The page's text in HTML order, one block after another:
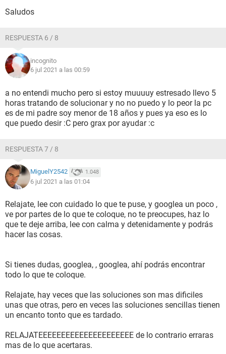
Saludos
RESPUESTA 6 / 8
incognito
6 jul 2021 a las 00:59
a no entendi mucho pero si estoy muuuuy estresado llevo 5
horas tratando de solucionar y no no puedo y lo peor la pc
es de mi padre soy menor de 18 años y pues ya eso es lo
que puedo desir :C pero grax por ayudar :c
RESPUESTA 7 / 8
MiguelY2542 1.048
6 jul 2021 a las 01:04
Relajate, lee con cuidado lo que te puse, y googlea un poco ,
ve por partes de lo que te coloque, no te preocupes, haz lo
que te deje arriba, lee con calma y detenidamente y podrás
hacer las cosas.
Si tienes dudas, googlea, , googlea, ahí podrás encontrar
todo lo que te coloque.
Relajate, hay veces que las soluciones son mas dificiles
unas que otras, pero en veces las soluciones sencillas tienen
un encanto tonto que es tardado.
RELAJATEEEEEEEEEEEEEEEEEEEEE de lo contrario erraras
mas de lo que acertaras.